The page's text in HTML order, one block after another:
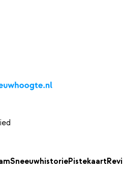
Kaarten
SneeuwhistoriePistekaart